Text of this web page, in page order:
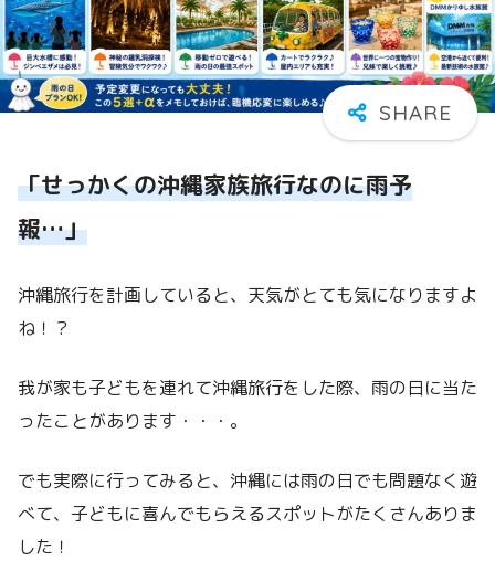
「せっかくの沖縄家族旅行なのに雨予
報…」
沖縄旅行を計画していると、天気がとても気になりますよ
ね！？
我が家も子どもを連れて沖縄旅行をした際、雨の日に当た
ったことがあります・・・。
でも実際に行ってみると、沖縄には雨の日でも問題なく遊
べて、子どもに喜んでもらえるスポットがたくさんありま
した！